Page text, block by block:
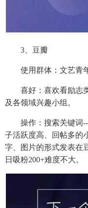
3、豆瓣
使用群体：文艺青年
喜好：喜欢看励志类
及各领域兴趣小组。
操作：搜索关键词---
子活跃度高、回帖多的
字、图片的形式发表在
日吸粉200+难度不大。